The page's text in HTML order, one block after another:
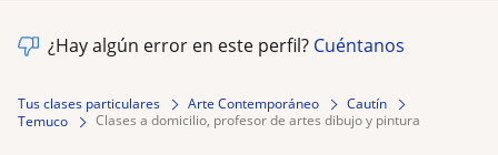
¿Hay algún error en este perfil? Cuéntanos
Tus clases particulares Arte Contemporáneo
Cautín
Temuco
clases a domicilio, profesor de artes dibujo y pintura